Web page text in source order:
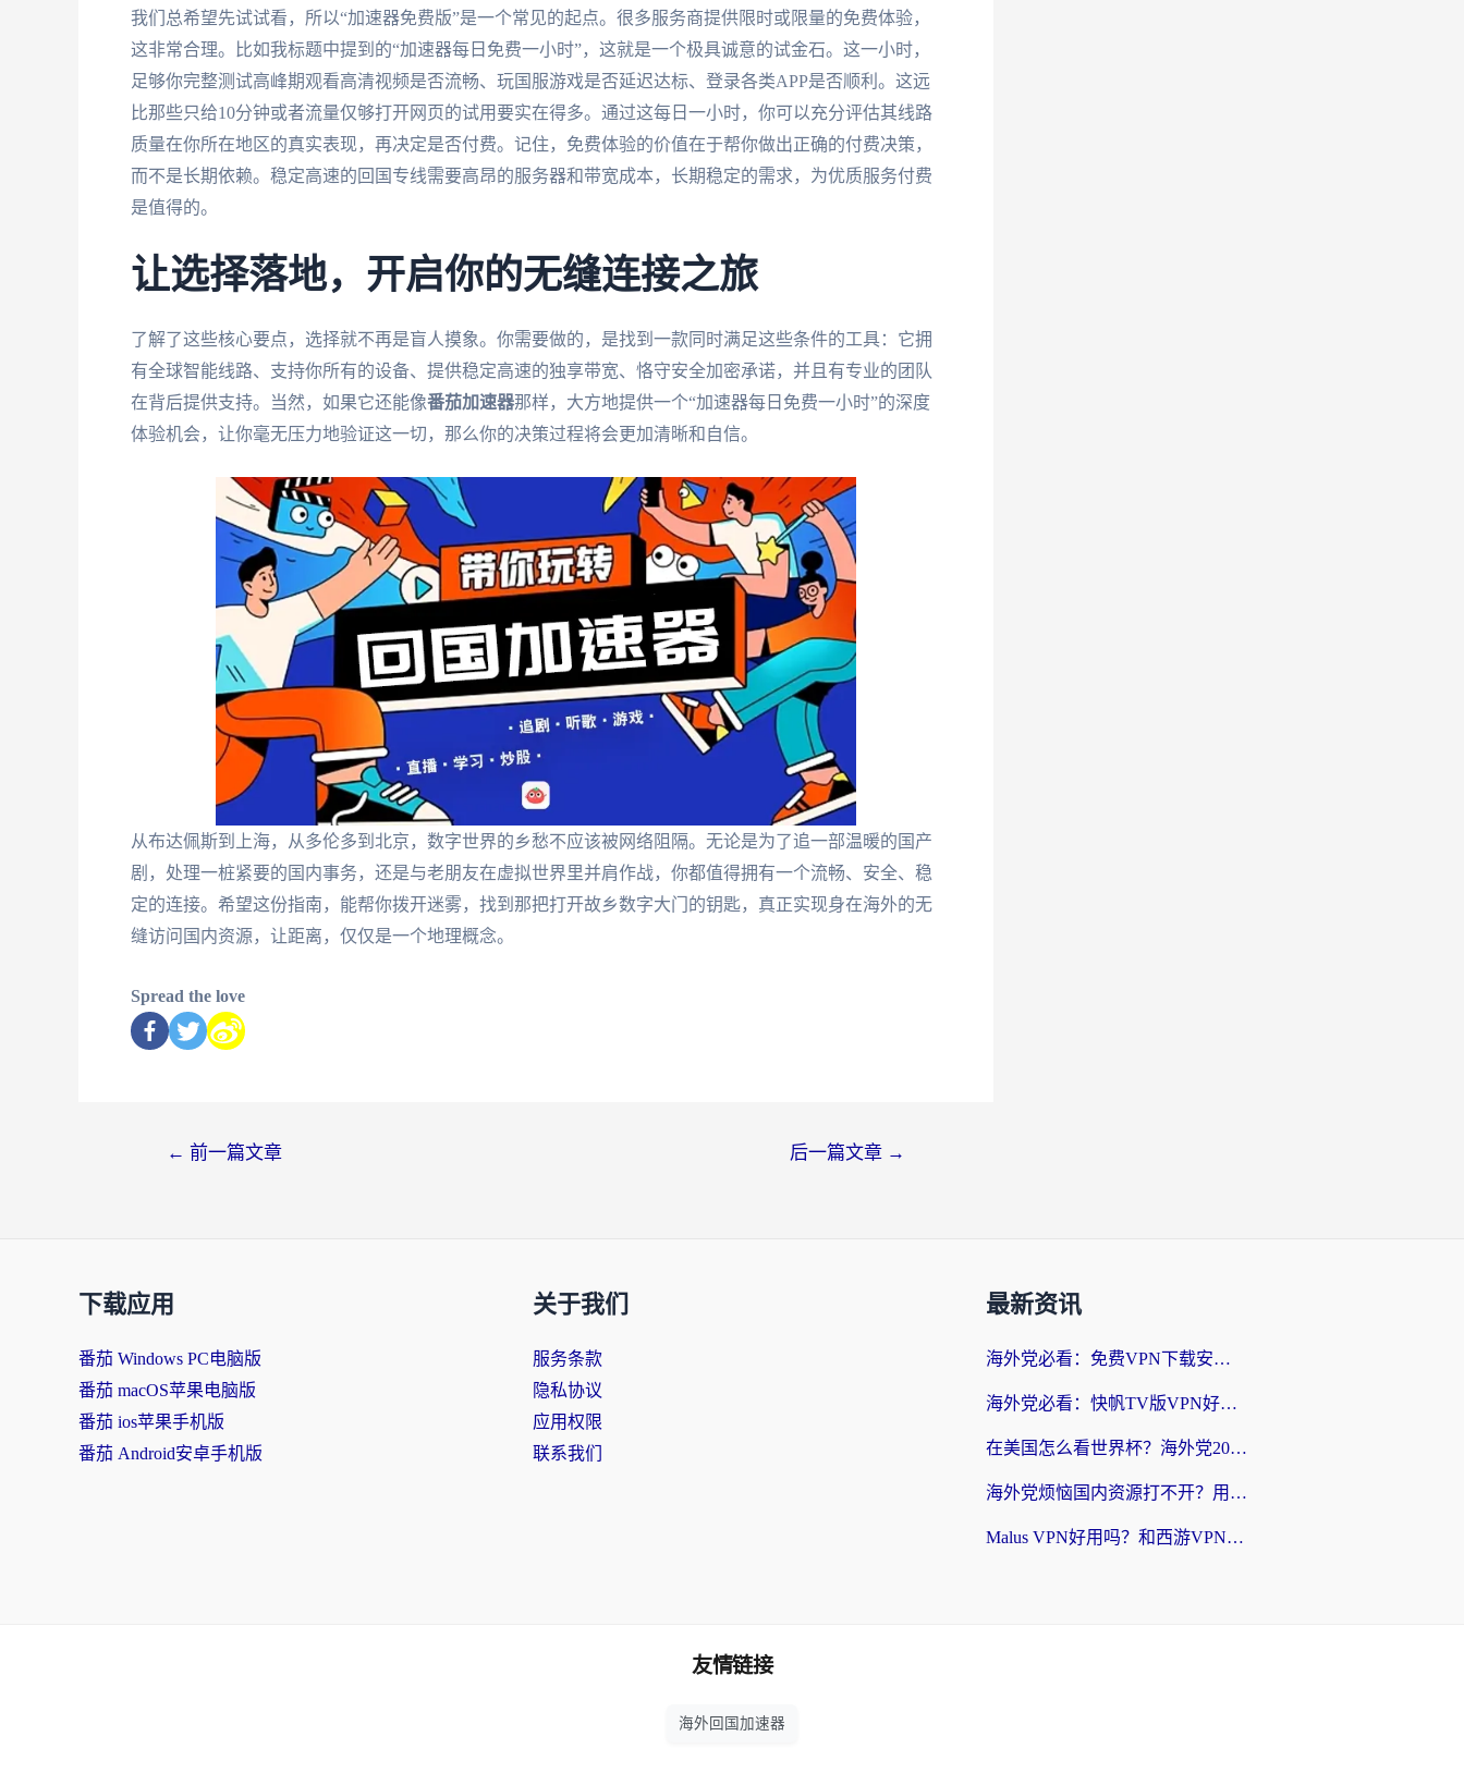
我们总希望先试试看，所以“加速器免费版”是一个常见的起点。很多服务商提供限时或限量的免费体验，
这非常合理。比如我标题中提到的“加速器每日免费一小时”，这就是一个极具诚意的试金石。这一小时，
足够你完整测试高峰期观看高清视频是否流畅、玩国服游戏是否延迟达标、登录各类APP是否顺利。这远
比那些只给10分钟或者流量仅够打开网页的试用要实在得多。通过这每日一小时，你可以充分评估其线路
质量在你所在地区的真实表现，再决定是否付费。记住，免费体验的价值在于帮你做出正确的付费决策，
而不是长期依赖。稳定高速的回国专线需要高昂的服务器和带宽成本，长期稳定的需求，为优质服务付费
是值得的。
让选择落地，开启你的无缝连接之旅
了解了这些核心要点，选择就不再是盲人摸象。你需要做的，是找到一款同时满足这些条件的工具：它拥
有全球智能线路、支持你所有的设备、提供稳定高速的独享带宽、恪守安全加密承诺，并且有专业的团队
在背后提供支持。当然，如果它还能像番茄加速器那样，大方地提供一个“加速器每日免费一小时”的深度
体验机会，让你毫无压力地验证这一切，那么你的决策过程将会更加清晰和自信。
从布达佩斯到上海，从多伦多到北京，数字世界的乡愁不应该被网络阻隔。无论是为了追一部温暖的国产
剧，处理一桩紧要的国内事务，还是与老朋友在虚拟世界里并肩作战，你都值得拥有一个流畅、安全、稳
定的连接。希望这份指南，能帮你拨开迷雾，找到那把打开故乡数字大门的钥匙，真正实现身在海外的无
缝访问国内资源，让距离，仅仅是一个地理概念。
Spread the love
← 前一篇文章 后一篇文章 →
下载应用
番茄 Windows PC电脑版
番茄 macOS苹果电脑版
番茄 ios苹果手机版
番茄 Android安卓手机版
关于我们
服务条款
隐私协议
应用权限
联系我们
最新资讯
海外党必看：免费VPN下载安卓+3步选对国外到国内加速器，无缝刷国内资源
海外党必看：快帆TV版VPN好用吗？和斧牛手游VPN对比哪个回国效果更好？附电脑翻墙回国实用技巧
在美国怎么看世界杯？海外党2026最新回国加速器指南：从影音到游戏全搞定
海外党烦恼国内资源打不开？用VPN上海节点+这几点，轻松搞定回国加速！
Malus VPN好用吗？和西游VPN对比哪个回国效果更好？海外党亲测后的真实选择
友情链接
海外回国加速器